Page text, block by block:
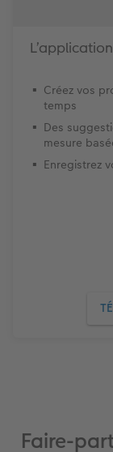
Créez vos
temps
Des
mesure
Enregistrez
Faire-